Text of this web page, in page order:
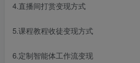
4.直播间打赏变现方式
5.课程教程收徒变现方式
6.定制智能体工作流变现